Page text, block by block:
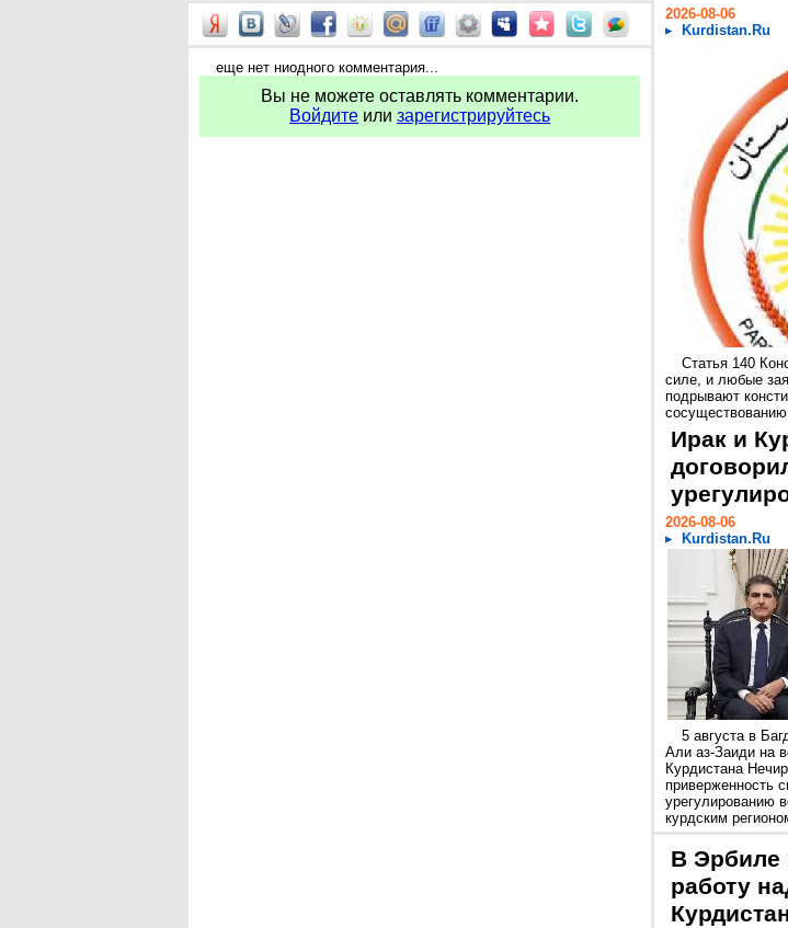
еще нет ниодного комментария...
Вы не можете оставлять комментарии.
Войдите или зарегистрируйтесь
2026-08-06
Kurdistan.Ru
Статья 140
силе, и любые
подрывают
Ирак и
2026-08-06
Kurdistan.Ru
5 августа в
Али аз-Заиди на
Курдистана
приверженность
урегулированию
курдским
В Эрбиле
работу